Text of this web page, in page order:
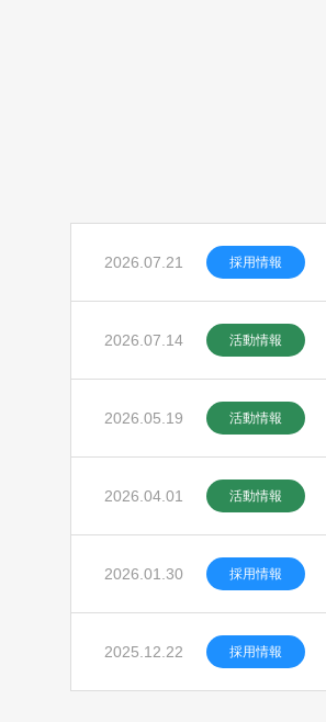
2026.07.21 採用情報
2026.07.14 活動情報
2026.05.19 活動情報
2026.04.01 活動情報
2026.01.30 採用情報
2025.12.22 採用情報